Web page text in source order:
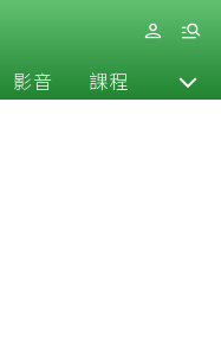
影音 課程 退休